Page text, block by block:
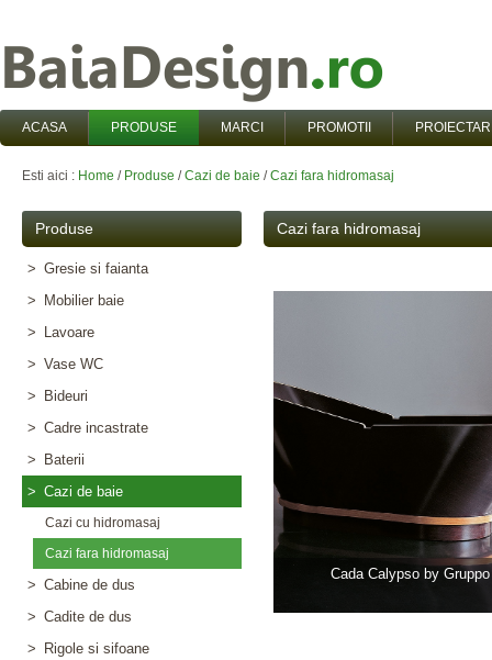
ACASA PRODUSE MARCI PROMOTII
Esti aici : Home / Produse /Cazi de baie /Cazi fara hidromasaj
Produse
> Gresie si faianta
>
Mobilier baie
>
Lavoare
> Vase WC
>
Bideuri
> Cadre incastrate
>
Baterii
> Cazi de baie
Cazi cu hidromasaj
Cazi fara hidromasaj
> Cabine de dus
> Cadite de dus
>
Rigole si sifoane
Cazi fara hidromasaj
Cada Calypso by